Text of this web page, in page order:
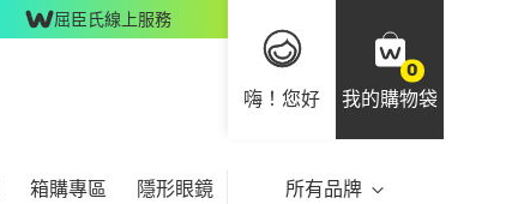
屈臣氏線上服務
嗨！您好
0
我的購物袋
箱購專區 隱形眼鏡 所有品牌